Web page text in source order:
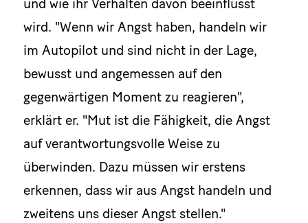
und wie ihr Verhalten davon beeinflusst
wird. "Wenn wir Angst haben, handeln wir
im Autopilot und sind nicht in der Lage,
bewusst und angemessen auf den
gegenwärtigen Moment zu reagieren",
erklärt er. "Mut ist die Fähigkeit, die Angst
auf verantwortungsvolle Weise zu
überwinden. Dazu müssen wir erstens
erkennen, dass wir aus Angst handeln und
zweitens uns dieser Angst stellen."